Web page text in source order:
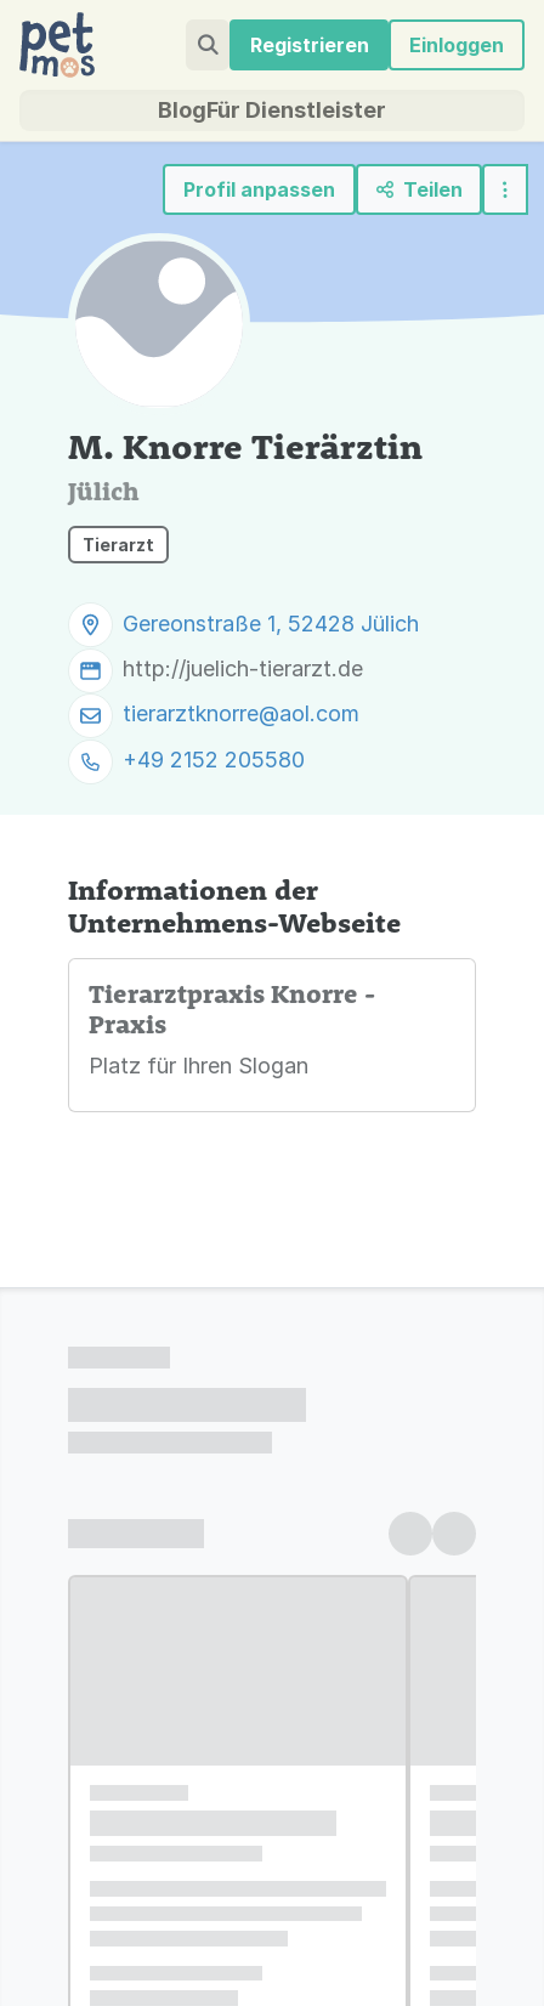
Registrieren Einloggen
BlogFür Dienstleister
Profil anpassen Teilen
M. Knorre Tierärztin
Jülich
Tierarzt
Gereonstraße 1, 52428 Jülich
http://juelich-tierarzt.de
tierarztknorre@aol.com
+49 2152 205580
Informationen der
Unternehmens-Webseite
Tierarztpraxis Knorre -
Praxis
Platz für Ihren Slogan